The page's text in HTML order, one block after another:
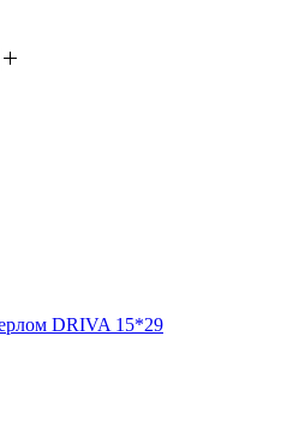
DRIVA 15*29